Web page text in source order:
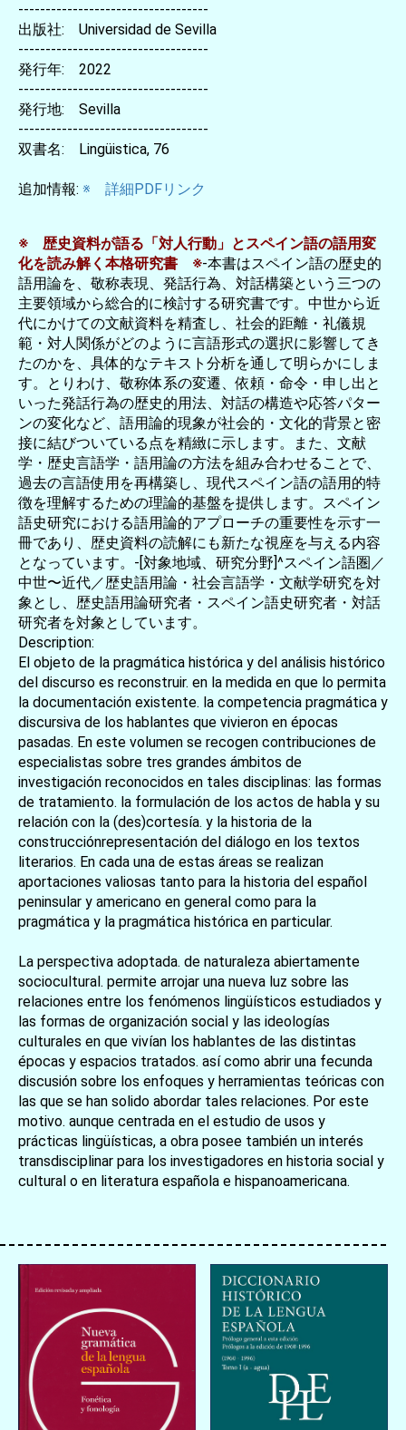
お買い物を続ける カートへ進む
-----------------------------------
出版社: Universidad de Sevilla
-----------------------------------
発行年: 2022
-----------------------------------
発行地: Sevilla
-----------------------------------
双書名: Lingüistica, 76
追加情報: ※ 詳細PDFリンク
※ 歴史資料が語る「対人行動」とスペイン語の語用変
化を読み解く本格研究書 ※-本書はスペイン語の歴史的
語用論を、敬称表現、発話行為、対話構築という三つの
主要領域から総合的に検討する研究書です。中世から近
代にかけての文献資料を精査し、社会的距離・礼儀規
範・対人関係がどのように言語形式の選択に影響してき
たのかを、具体的なテキスト分析を通して明らかにしま
す。とりわけ、敬称体系の変遷、依頼・命令・申し出と
いった発話行為の歴史的用法、対話の構造や応答パター
ンの変化など、語用論的現象が社会的・文化的背景と密
接に結びついている点を精緻に示します。また、文献
学・歴史言語学・語用論の方法を組み合わせることで、
過去の言語使用を再構築し、現代スペイン語の語用的特
徴を理解するための理論的基盤を提供します。スペイン
語史研究における語用論的アプローチの重要性を示す一
冊であり、歴史資料の読解にも新たな視座を与える内容
となっています。-[対象地域、研究分野]^スペイン語圏／
中世〜近代／歴史語用論・社会言語学・文献学研究を対
象とし、歴史語用論研究者・スペイン語史研究者・対話
研究者を対象としています。
Description:
El objeto de la pragmática histórica y del análisis histórico
del discurso es reconstruir. en la medida en que lo permita
la documentación existente. la competencia pragmática y
discursiva de los hablantes que vivieron en épocas
pasadas. En este volumen se recogen contribuciones de
especialistas sobre tres grandes ámbitos de
investigación reconocidos en tales disciplinas: las formas
de tratamiento. la formulación de los actos de habla y su
relación con la (des)cortesía. y la historia de la
construcciónrepresentación del diálogo en los textos
literarios. En cada una de estas áreas se realizan
aportaciones valiosas tanto para la historia del español
peninsular y americano en general como para la
pragmática y la pragmática histórica en particular.
La perspectiva adoptada. de naturaleza abiertamente
sociocultural. permite arrojar una nueva luz sobre las
relaciones entre los fenómenos lingüísticos estudiados y
las formas de organización social y las ideologías
culturales en que vivían los hablantes de las distintas
épocas y espacios tratados. así como abrir una fecunda
discusión sobre los enfoques y herramientas teóricas con
las que se han solido abordar tales relaciones. Por este
motivo. aunque centrada en el estudio de usos y
prácticas lingüísticas, a obra posee también un interés
transdisciplinar para los investigadores en historia social y
cultural o en literatura española e hispanoamericana.